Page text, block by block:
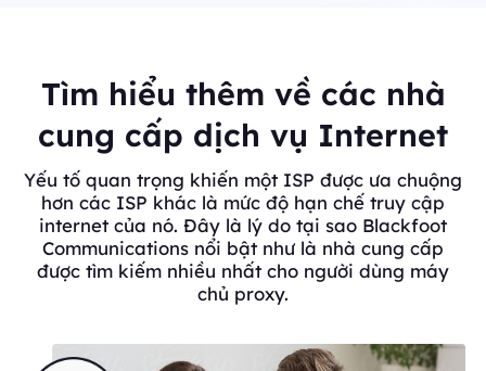
Tìm hiểu thêm về các nhà
cung cấp dịch vụ Internet
Yếu tố quan trọng khiến một ISP được ưa chuộng
hơn các ISP khác là mức độ hạn chế truy cập
internet của nó. Đây là lý do tại sao Blackfoot
Communications nổi bật như là nhà cung cấp
được tìm kiếm nhiều nhất cho người dùng máy
chủ proxy.